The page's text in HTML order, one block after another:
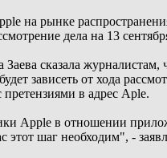
на рынке
дела на 13
сказала журналистам,
зависеть от хода
в адрес Аple.
Apple в отношении
шаг необходим", -